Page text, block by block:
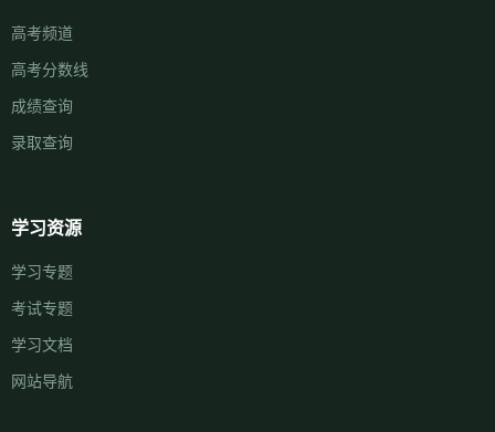
高考频道
高考分数线
成绩查询
录取查询
学习资源
学习专题
考试专题
学习文档
网站导航